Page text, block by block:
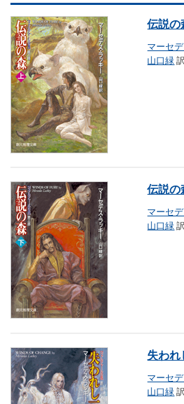
伝説の
マーセ
山口緑 訳
伝説の
マーセ
山口緑訳
失われ
マーセ
山口緑 訳